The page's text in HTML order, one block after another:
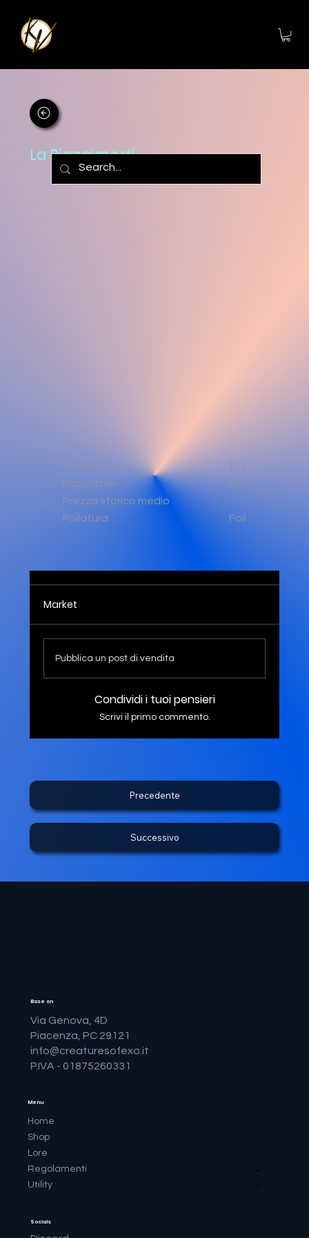
La Piangimorti
Numero Set
Population
Prezzo storico medio
Foilatura
111
625
-
Foil
Precedente
Successivo
Market
Pubblica un post di vendita
Condividi i tuoi pensieri
Scrivi il primo commento.
Via Genova, 4D
Piacenza, PC 29121
info@creaturesofexo.it
P.IVA - 01875260331
Base on
Menu
Home
Shop
Lore
Regolamenti
Utility
Socials